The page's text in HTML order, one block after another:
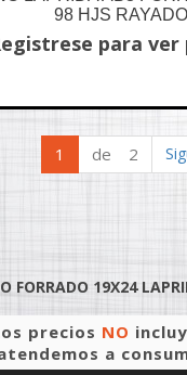
98 HJS RAYADO
para ver
1 de 2
FORRADO 19X24
precios NO
a